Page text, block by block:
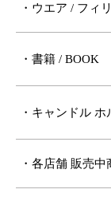
・書籍 / BOOK
・キャンドル
・各店舗 販売中